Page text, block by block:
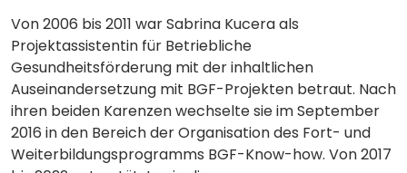
Von 2006 bis 2011 war Sabrina Kucera als
Projektassistentin für Betriebliche
Gesundheitsförderung mit der inhaltlichen
Auseinandersetzung mit BGF-Projekten betraut. Nach
ihren beiden Karenzen wechselte sie im September
2016 in den Bereich der Organisation des Fort- und
Weiterbildungsprogramms BGF-Know-how. Von 2017